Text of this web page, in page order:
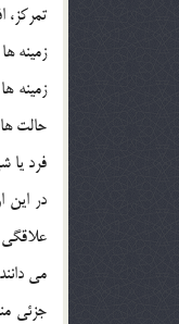
تمركز،
زمينه
حالت
فرد يا
در اين
مي
جزئي